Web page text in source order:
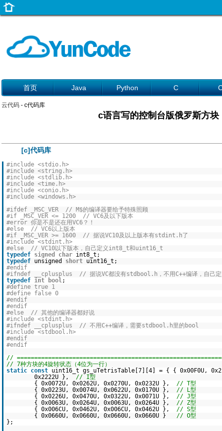
首页 Java Python C
云代码 - c代码库
c语言写的控制台版俄罗斯方块
[c]代码库
#include <stdio.h>
#include <string.h>
#include <stdlib.h>
#include <time.h>
#include <conio.h>
#include <windows.h>
#ifdef _MSC_VER // M$的编译器要给予特殊照顾
#if _MSC_VER <= 1200 // VC6及以下版本
#error 你是不是还在用VC6？！
#else // VC6以上版本
#if _MSC_VER >= 1600 // 据说VC10及以上版本有stdint.h了
#include <stdint.h>
#else // VC10以下版本，自己定义int8_t和uint16_t
typedef signed char int8_t;
typedef unsigned short uint16_t;
#endif
#ifndef __cplusplus // 据说VC都没有stdbool.h，不用C++编译，自己
typedef int bool;
#define true 1
#define false 0
#endif
#endif
#else // 其他的编译器都好说
#include <stdint.h>
#ifndef __cplusplus // 不用C++编译，需要stdbool.h里的bool
#include <stdbool.h>
#endif
#endif
//
// 7种方块的4旋转状态（4位为一行）
static const uint16_t gs_uTetrisTable[7][4] = { { 0x00F0U,
0x2222U }, // I型
{ 0x0072U, 0x0262U, 0x0270U, 0x0232U }, // T型
{ 0x0223U, 0x0074U, 0x0622U, 0x0170U }, // L型
{ 0x0226U, 0x0470U, 0x0322U, 0x0071U }, // J型
{ 0x0063U, 0x0264U, 0x0063U, 0x0264U }, // Z型
{ 0x006CU, 0x0462U, 0x006CU, 0x0462U }, // S型
{ 0x0660U, 0x0660U, 0x0660U, 0x0660U } // O型
};